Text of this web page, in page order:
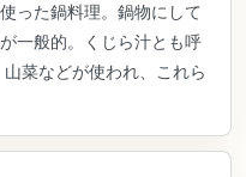
った鍋料理。鍋物にして
一般的。くじら汁とも呼
菜などが使われ、これら